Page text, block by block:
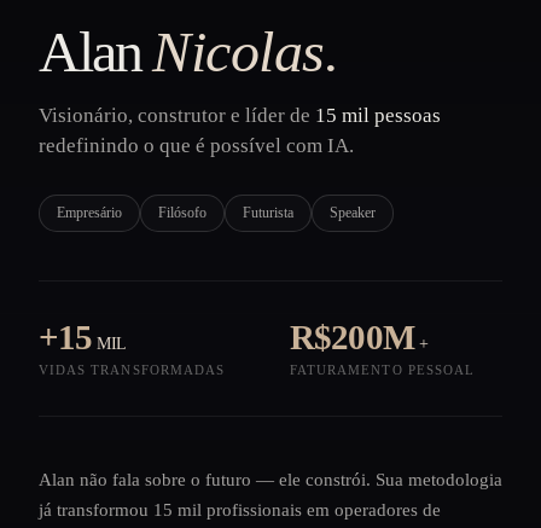
AlanNicolas.
Visionário, construtor e líder de 15 mil pessoas
redefinindo o que é possível com IA.
Empresário Filósofo Futurista Speaker
+15 MIL
VIDAS TRANSFORMADAS
R$200M +
FATURAMENTO PESSOAL
Alan não fala sobre o futuro — ele constrói. Sua metodologia
já transformou 15 mil profissionais em operadores de